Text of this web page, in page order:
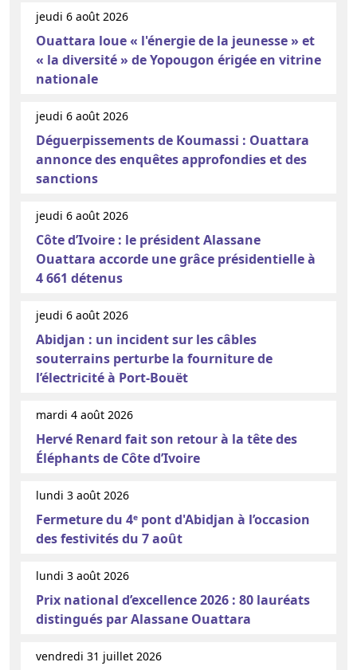
jeudi 6 août 2026
Ouattara loue « l'énergie de la jeunesse » et
« la diversité » de Yopougon érigée en vitrine
nationale
jeudi 6 août 2026
Déguerpissements de Koumassi : Ouattara
annonce des enquêtes approfondies et des
sanctions
jeudi 6 août 2026
Côte d’Ivoire : le président Alassane
Ouattara accorde une grâce présidentielle à
4 661 détenus
jeudi 6 août 2026
Abidjan : un incident sur les câbles
souterrains perturbe la fourniture de
l’électricité à Port-Bouët
mardi 4 août 2026
Hervé Renard fait son retour à la tête des
Éléphants de Côte d’Ivoire
lundi 3 août 2026
Fermeture du 4ᵉ pont d'Abidjan à l’occasion
des festivités du 7 août
lundi 3 août 2026
Prix national d’excellence 2026 : 80 lauréats
distingués par Alassane Ouattara
vendredi 31 juillet 2026